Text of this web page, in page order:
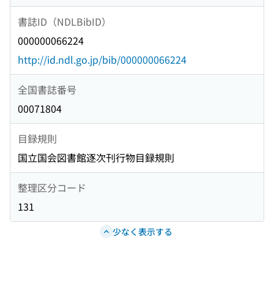
書誌ID（NDLBibID）
000000066224
http://id.ndl.go.jp/bib/000000066224
全国書誌番号
00071804
目録規則
国立国会図書館逐次刊行物目録規則
整理区分コード
131
少なく表示する